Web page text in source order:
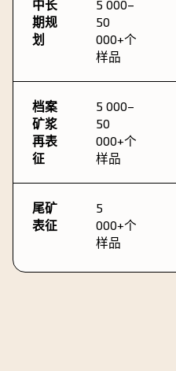
中长
期规
划
5 000–
50
000+个
样品
档案
矿浆
再表
征
5 000–
50
000+个
样品
尾矿
表征
5
000+个
样品